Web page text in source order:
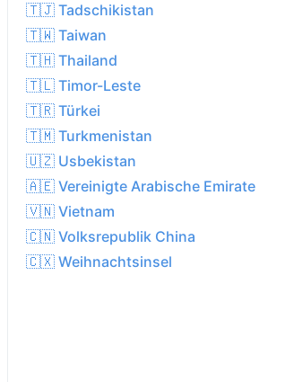
06:18 AM
07:07 PM
New Moon
🇹🇯 Tadschikistan
🇹🇼 Taiwan
🇹🇭 Thailand
🇹🇱 Timor-Leste
🇹🇷 Türkei
🇹🇲 Turkmenistan
🇺🇿 Usbekistan
🇦🇪 Vereinigte Arabische Emirate
🇻🇳 Vietnam
🇨🇳 Volksrepublik China
🇨🇽 Weihnachtsinsel